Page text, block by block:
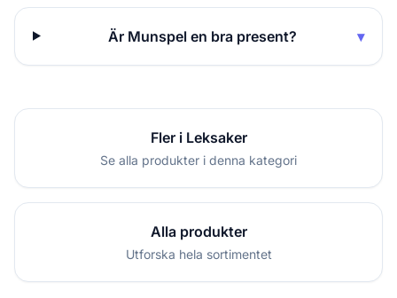
Är Munspel en bra present? ▾
Fler i Leksaker
Se alla produkter i denna kategori
Alla produkter
Utforska hela sortimentet